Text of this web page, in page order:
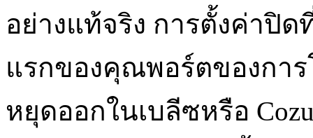
อย่างแท้จริง การตั้งค่าปิด
แรกของคุณพอร์ตของการ
หยุดออกในเบลีซหรือ